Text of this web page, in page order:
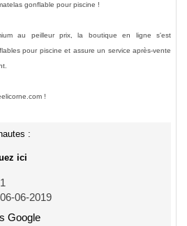
gonflable pour piscine !
au peilleur prix, la boutique en ligne s'est
pour piscine et assure un service après-vente
!
:
ici
1
06-06-2019
Google